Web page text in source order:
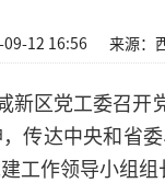
12 16:56 来源：
新区党工委召开
传达中央和省
工作领导小组